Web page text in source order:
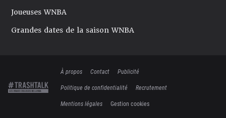
Joueuses WNBA
Grandes dates de la saison WNBA
À propos Contact
Publicité
Politique de confidentialité
Recrutement
Mentions légales
Gestion cookies